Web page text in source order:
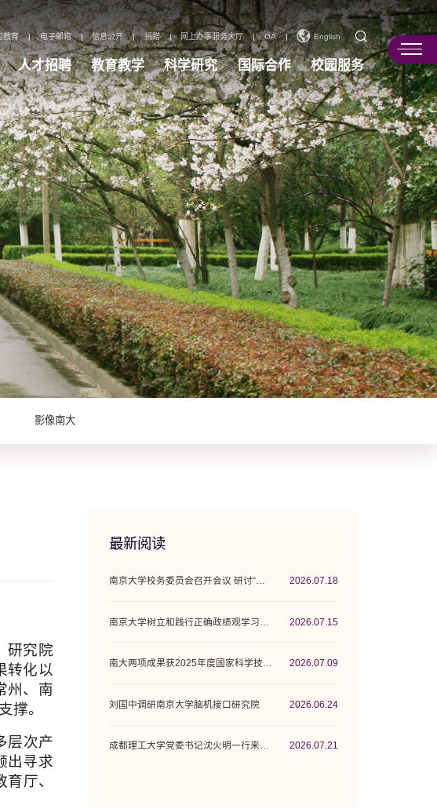
教育 | 电子邮箱 | 信息公开 | 捐赠 | 网上办事服务大厅 | OA | English
人才招聘 教育教学 科学研究 国际合作 校园服务
影像南大
研究院
转化以
州、南
撑。
层次产
出寻求
厅、
最新阅读
南京大学校务委员会召开会议 研讨“十五五”... 2026.07.18
2026.07.15
2026.07.09
刘国中调研南京大学脑机接口研究院 2026.06.24
2026.07.21